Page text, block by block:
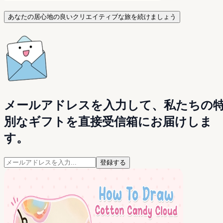
あなたの居心地の良いクリエイティブな旅を続けましょう
メールアドレスを入力して、私たちの
別なギフトを直接受信箱にお届けしま
す。
登録する